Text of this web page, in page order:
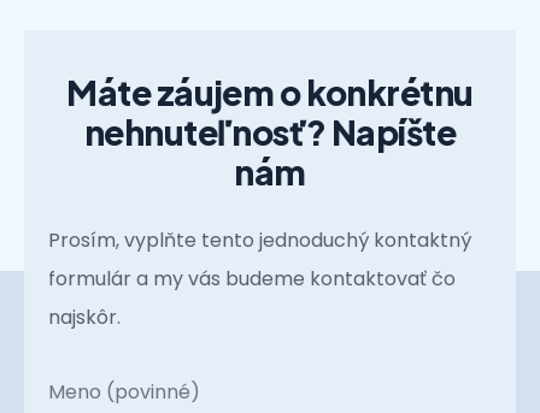
Máte záujem o konkrétnu
nehnuteľnosť? Napíšte
nám
Prosím, vyplňte tento jednoduchý kontaktný
formulár a my vás budeme kontaktovať čo
najskôr.
Meno (povinné)